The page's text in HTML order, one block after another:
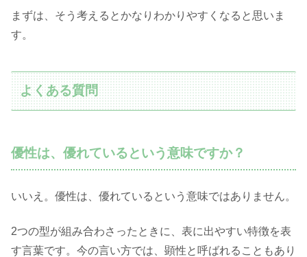
まずは、そう考えるとかなりわかりやすくなると思いま
す。
よくある質問
優性は、優れているという意味ですか？
いいえ。優性は、優れているという意味ではありません。
2つの型が組み合わさったときに、表に出やすい特徴を表
す言葉です。今の言い方では、顕性と呼ばれることもあり